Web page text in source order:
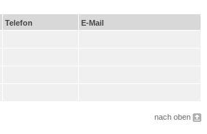
Telefon E-Mail
nach oben